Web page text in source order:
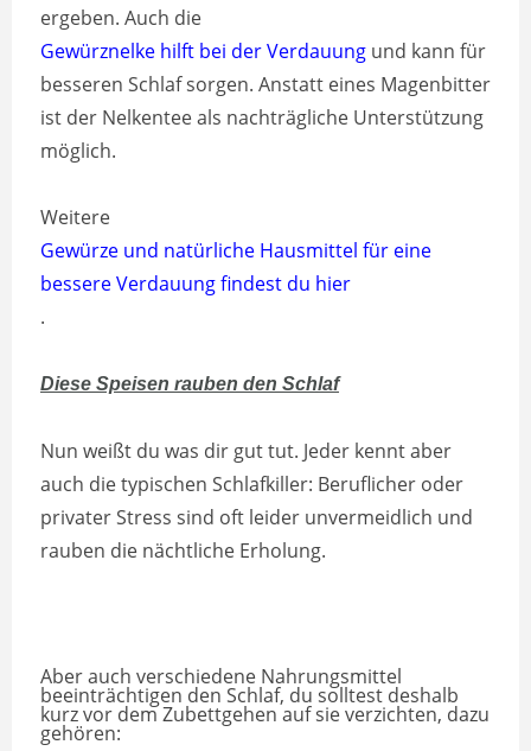
ergeben. Auch die
Gewürznelke hilft bei der Verdauung und kann für
besseren Schlaf sorgen. Anstatt eines Magenbitter
ist der Nelkentee als nachträgliche Unterstützung
möglich.
Weitere
Gewürze und natürliche Hausmittel für eine
bessere Verdauung findest du hier
.
Diese Speisen rauben den Schlaf
Nun weißt du was dir gut tut. Jeder kennt aber
auch die typischen Schlafkiller: Beruflicher oder
privater Stress sind oft leider unvermeidlich und
rauben die nächtliche Erholung.
Aber auch verschiedene Nahrungsmittel
beeinträchtigen den Schlaf, du solltest deshalb
kurz vor dem Zubettgehen auf sie verzichten, dazu
gehören: